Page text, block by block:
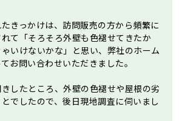
きっかけは、訪問販売の方から頻繁に
て「そろそろ外壁も色褪せてきたか
いけないかな」と思い、弊社のホーム
お問い合わせいただきました。
したところ、外壁の色褪せや屋根の劣
でしたので、後日現地調査に伺いまし